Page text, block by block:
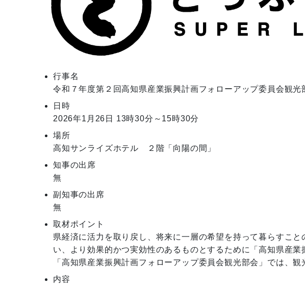
行事名
令和７年度第２回高知県産業振興計画フォローアップ委員会観光
日時
2026年1月26日
13時30分～15時30分
場所
高知サンライズホテル ２階「向陽の間」
知事の出席
無
副知事の出席
無
取材ポイント
県経済に活力を取り戻し、将来に一層の希望を持って暮らすこ
い、より効果的かつ実効性のあるものとするために「高知県産
「高知県産業振興計画フォローアップ委員会観光部会」では、
内容